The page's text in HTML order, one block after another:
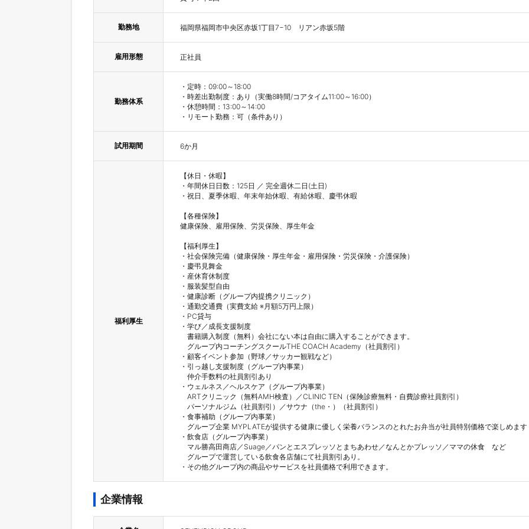
勤務地 福岡県福岡市中央区赤坂1丁目7−10　リアン赤坂5階
雇用形態 正社員
勤務体系
・定時：09:00～18:00
・時差出勤制度：あり（実働8時間/コアタイム11:00～16:00）
・休憩時間：13:00～14:00
試用期間 6か月
福利厚生
【休日・休暇】
・年間休日日数：125日 ／ 完全週休二日(土日)
・祝日、夏季休暇、年末年始休暇、有給休暇、慶弔休暇
【各種保険】
健康保険、雇用保険、労災保険、厚生年金
【福利厚生】
・社会保険完備（健康保険・厚生年金・雇用保険・労災保険・介護保険）
・慶弔見舞金
・産休育休制度
・服装髪型自由
・健康診断（グループ内提携クリニック）
・通勤交通費（実費支給 ※月額5万円上限）
・PC貸与
・学び／成長支援制度
書籍購入制度（無料）会社にない本は自由に購入することができます。
グループ内コーチングスクールTHE COACH Academy（社員割引）
・顧客イベント参加（野球／サッカー観戦など）
・引っ越し支援制度（グループ内事業）
仲介手数料の社員割引あり
・ウェルネス／ヘルスケア（グループ内事業）
ARTクリニック（無料AMH検査）／CLINIC TEN（保険診療無料・自費診療社員割引）
パーソナルジム（社員割引）／サウナ（the・）（社員割引）
・食事補助（グループ内事業）
グループ企業 MYPLATEが提供する健康に優しく栄養バランスのとれたお弁当が社員特別価格で楽しめます
・飲食店（グループ内事業）
マル勝高田商店／Suage／パンとエスプレッソとまちあわせ／なんとかプレッソ／ママの休食　など
グループで運営している飲食各店舗にて社員割引あり。
・その他グループ内の商品やサービスを社員価格で利用できます。
企業情報